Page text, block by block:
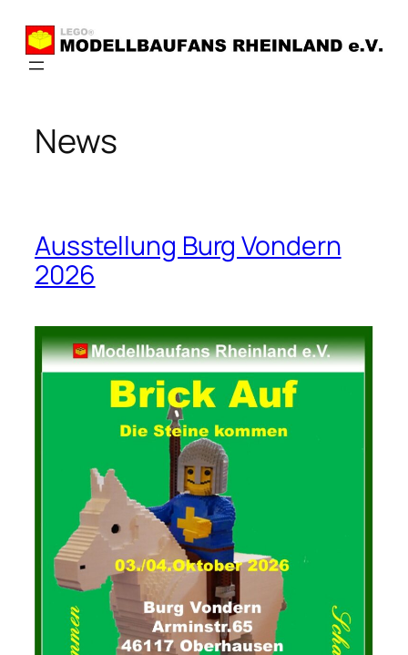
Inhalt
springen
News
Ausstellung Burg Vondern
2026